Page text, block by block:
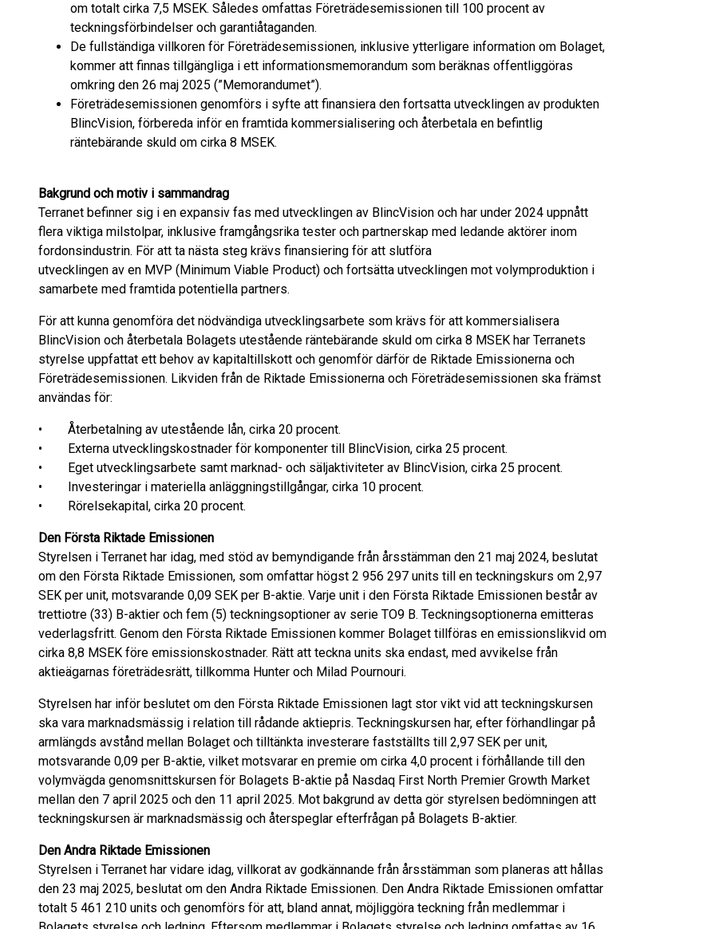
om totalt cirka 7,5 MSEK. Således omfattas Företrädesemissionen till 100 procent av
teckningsförbindelser och garantiåtaganden.
De fullständiga villkoren för Företrädesemissionen, inklusive ytterligare information om Bolaget,
kommer att finnas tillgängliga i ett informationsmemorandum som beräknas offentliggöras
omkring den 26 maj 2025 (”Memorandumet”).
Företrädesemissionen genomförs i syfte att finansiera den fortsatta utvecklingen av produkten
BlincVision, förbereda inför en framtida kommersialisering och återbetala en befintlig
räntebärande skuld om cirka 8 MSEK.
Bakgrund och motiv i sammandrag
Terranet befinner sig i en expansiv fas med utvecklingen av BlincVision och har under 2024 uppnått
flera viktiga milstolpar, inklusive framgångsrika tester och partnerskap med ledande aktörer inom
fordonsindustrin. För att ta nästa steg krävs finansiering för att slutföra
utvecklingen av en MVP (Minimum Viable Product) och fortsätta utvecklingen mot volymproduktion i
samarbete med framtida potentiella partners.
För att kunna genomföra det nödvändiga utvecklingsarbete som krävs för att kommersialisera
BlincVision och återbetala Bolagets utestående räntebärande skuld om cirka 8 MSEK har Terranets
styrelse uppfattat ett behov av kapitaltillskott och genomför därför de Riktade Emissionerna och
Företrädesemissionen. Likviden från de Riktade Emissionerna och Företrädesemissionen ska främst
användas för:
• Återbetalning av utestående lån, cirka 20 procent.
• Externa utvecklingskostnader för komponenter till BlincVision, cirka 25 procent.
• Eget utvecklingsarbete samt marknad- och säljaktiviteter av BlincVision, cirka 25 procent.
• Investeringar i materiella anläggningstillgångar, cirka 10 procent.
• Rörelsekapital, cirka 20 procent.
Den Första Riktade Emissionen
Styrelsen i Terranet har idag, med stöd av bemyndigande från årsstämman den 21 maj 2024, beslutat
om den Första Riktade Emissionen, som omfattar högst 2 956 297 units till en teckningskurs om 2,97
SEK per unit, motsvarande 0,09 SEK per B-aktie. Varje unit i den Första Riktade Emissionen består av
trettiotre (33) B-aktier och fem (5) teckningsoptioner av serie TO9 B. Teckningsoptionerna emitteras
vederlagsfritt. Genom den Första Riktade Emissionen kommer Bolaget tillföras en emissionslikvid om
cirka 8,8 MSEK före emissionskostnader. Rätt att teckna units ska endast, med avvikelse från
aktieägarnas företrädesrätt, tillkomma Hunter och Milad Pournouri.
Styrelsen har inför beslutet om den Första Riktade Emissionen lagt stor vikt vid att teckningskursen
ska vara marknadsmässig i relation till rådande aktiepris. Teckningskursen har, efter förhandlingar på
armlängds avstånd mellan Bolaget och tilltänkta investerare fastställts till 2,97 SEK per unit,
motsvarande 0,09 per B-aktie, vilket motsvarar en premie om cirka 4,0 procent i förhållande till den
volymvägda genomsnittskursen för Bolagets B-aktie på Nasdaq First North Premier Growth Market
mellan den 7 april 2025 och den 11 april 2025. Mot bakgrund av detta gör styrelsen bedömningen att
teckningskursen är marknadsmässig och återspeglar efterfrågan på Bolagets B-aktier.
Den Andra Riktade Emissionen
Styrelsen i Terranet har vidare idag, villkorat av godkännande från årsstämman som planeras att hållas
den 23 maj 2025, beslutat om den Andra Riktade Emissionen. Den Andra Riktade Emissionen omfattar
totalt 5 461 210 units och genomförs för att, bland annat, möjliggöra teckning från medlemmar i